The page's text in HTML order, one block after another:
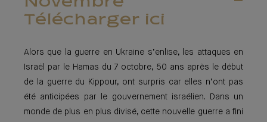
Télécharger ici
Alors que la guerre en Ukraine s’enlise, les attaques en
Israël par le Hamas du 7 octobre, 50 ans après le début
de la guerre du Kippour, ont surpris car elles n’ont pas
été anticipées par le gouvernement israélien. Dans un
monde de plus en plus divisé, cette nouvelle guerre a fini